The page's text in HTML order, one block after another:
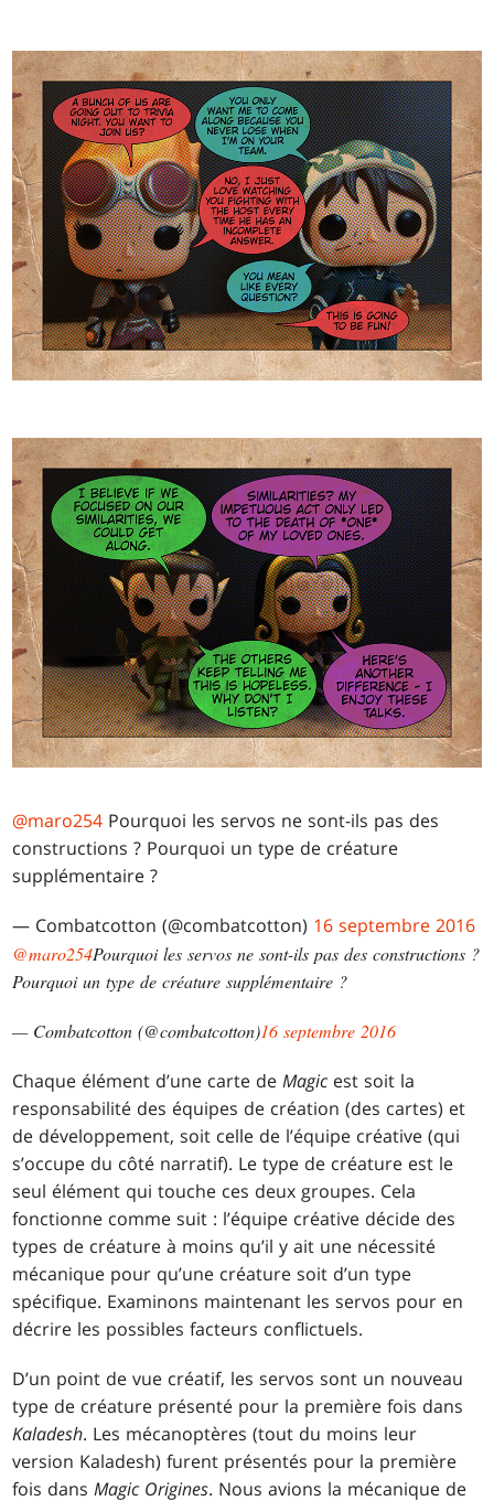
@maro254 Pourquoi les servos ne sont-ils pas des
constructions ? Pourquoi un type de créature
supplémentaire ?
— Combatcotton (@combatcotton) 16 septembre 2016
@maro254Pourquoi les servos ne sont-ils pas des constructions ?
Pourquoi un type de créature supplémentaire ?
— Combatcotton (@combatcotton)16 septembre 2016
Chaque élément d’une carte de Magic est soit la
responsabilité des équipes de création (des cartes) et
de développement, soit celle de l’équipe créative (qui
s’occupe du côté narratif). Le type de créature est le
seul élément qui touche ces deux groupes. Cela
fonctionne comme suit : l’équipe créative décide des
types de créature à moins qu’il y ait une nécessité
mécanique pour qu’une créature soit d’un type
spécifique. Examinons maintenant les servos pour en
décrire les possibles facteurs conflictuels.
D’un point de vue créatif, les servos sont un nouveau
type de créature présenté pour la première fois dans
Kaladesh. Les mécanoptères (tout du moins leur
version Kaladesh) furent présentés pour la première
fois dansMagic Origines. Nous avions la mécanique de